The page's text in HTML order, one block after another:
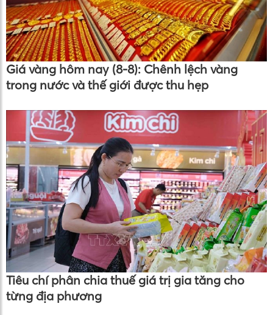
Giá vàng hôm nay (8-8): Chênh lệch vàng
trong nước và thế giới được thu hẹp
Tiêu chí phân chia thuế giá trị gia tăng cho
từng địa phương